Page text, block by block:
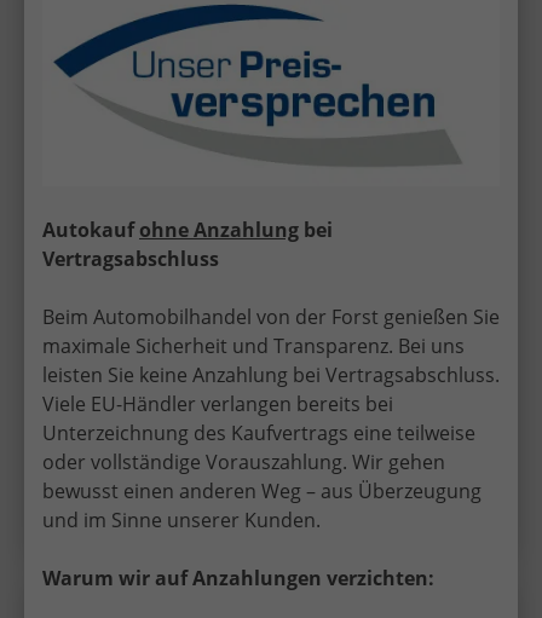
UVL:4 Wochen
Frontantrieb, Verbrennungsmotor (ICE), Benzin,
Kraftstoffverbrauch kombiniert 5,9 l/100km (WLTP),
CO₂-Emission kombiniert 133.00 g/km (WLTP), CO₂-
Klasse D, Außenfarbe: Wolfgrau, Zustand,
Fahrfähigkeit: fahrtauglich, Garantieleistung:
Fahrzeuggarantie, Nichtraucher-Fahrzeug, Zustand:
unfallfrei, Fahrzeugnr.: 72885
Details
Autokaufohne Anzahlung bei
Vertragsabschluss
Beim Automobilhandel von der Forst genießen Sie
maximale Sicherheit und Transparenz. Bei uns
leisten Sie keine Anzahlung bei Vertragsabschluss.
Viele EU-Händler verlangen bereits bei
Unterzeichnung des Kaufvertrags eine teilweise
oder vollständige Vorauszahlung. Wir gehen
bewusst einen anderen Weg – aus Überzeugung
und im Sinne unserer Kunden.
Warum wir auf Anzahlungen verzichten: